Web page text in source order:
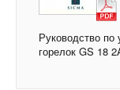
Руководство по
горелок GS 18